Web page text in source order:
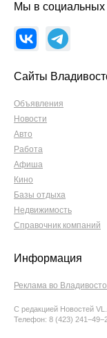
Мы в социальных
Сайты
Объявления
Новости
Авто
Работа
Афиша
Кино
Базы отдыха
Недвижимость
Справочник компаний
Информация
Реклама во
С редакцией Новостей
Телефон: 8 (423)